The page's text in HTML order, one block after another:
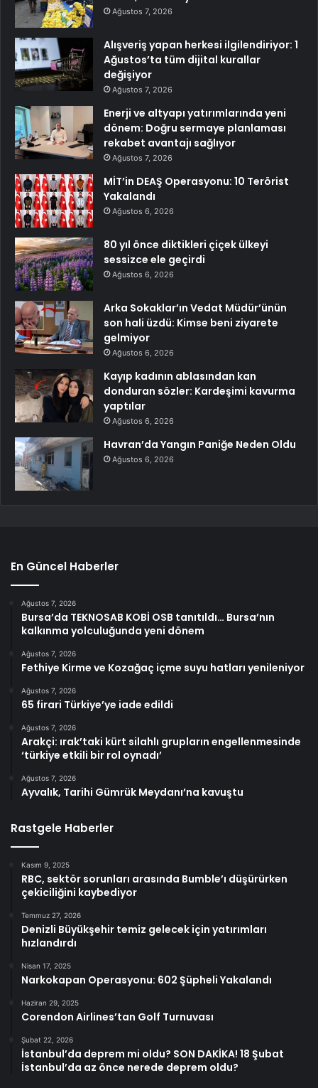
Ağustos 7, 2026
Alışveriş yapan herkesi ilgilendiriyor: 1
Ağustos’ta tüm dijital kurallar
değişiyor
Ağustos 7, 2026
Enerji ve altyapı yatırımlarında yeni
dönem: Doğru sermaye planlaması
rekabet avantajı sağlıyor
Ağustos 7, 2026
MİT’in DEAŞ Operasyonu: 10 Terörist
Yakalandı
Ağustos 6, 2026
80 yıl önce diktikleri çiçek ülkeyi
sessizce ele geçirdi
Ağustos 6, 2026
Arka Sokaklar’ın Vedat Müdür’ünün
son hali üzdü: Kimse beni ziyarete
gelmiyor
Ağustos 6, 2026
Kayıp kadının ablasından kan
donduran sözler: Kardeşimi kavurma
yaptılar
Ağustos 6, 2026
Havran’da Yangın Paniğe Neden Oldu
Ağustos 6, 2026
En Güncel Haberler
Ağustos 7, 2026
Bursa’da TEKNOSAB KOBİ OSB tanıtıldı… Bursa’nın
kalkınma yolculuğunda yeni dönem
Ağustos 7, 2026
Fethiye Kirme ve Kozağaç içme suyu hatları yenileniyor
Ağustos 7, 2026
65 firari Türkiye’ye iade edildi
Ağustos 7, 2026
Arakçi: ırak’taki kürt silahlı grupların engellenmesinde
‘türkiye etkili bir rol oynadı’
Ağustos 7, 2026
Ayvalık, Tarihi Gümrük Meydanı’na kavuştu
Rastgele Haberler
Kasım 9, 2025
RBC, sektör sorunları arasında Bumble’ı düşürürken
çekiciliğini kaybediyor
Temmuz 27, 2026
Denizli Büyükşehir temiz gelecek için yatırımları
hızlandırdı
Nisan 17, 2025
Narkokapan Operasyonu: 602 Şüpheli Yakalandı
Haziran 29, 2025
Corendon Airlines’tan Golf Turnuvası
Şubat 22, 2026
İstanbul’da deprem mi oldu? SON DAKİKA! 18 Şubat
İstanbul’da az önce nerede deprem oldu?